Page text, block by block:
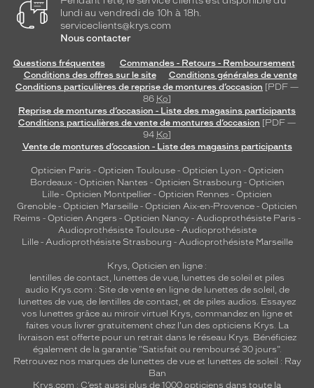
lundi au vendredi de 10h à 18h.
serviceclients@krys.com
Nous contacter
Questions fréquentes
Commandes - Retours - Remboursement
Conditions des offres sur le site
Conditions générales de vente
Conditions particulières de reprise de montures d’occasion [PDF —
86 Ko]
Reprise de montures d’occasion - Liste des magasins participants
Conditions particulières de vente de montures d’occasion [PDF —
94 Ko]
Vente de montures d’occasion - Liste des magasins participants
Opticien Paris - Opticien Toulouse- Opticien Lyon - Opticien
Bordeaux- Opticien Nantes - Opticien Strasbourg - Opticien
Lille - Opticien Montpellier - Opticien Rennes - Opticien
Grenoble - Opticien Marseille - Opticien Aix-en-Provence - Opticien
Reims - Opticien Angers - Opticien Nancy - Audioprothésiste Paris -
Audioprothésiste Toulouse- Audioprothésiste
Lille- Audioprothésiste Strasbourg - Audioprothésiste Marseille
Krys, Opticien en ligne :
lentilles de contact, lunettes de vue, lunettes de soleil et piles
audio Krys.com : Site de vente en ligne de lunettes de soleil, de
lunettes de vue, de lentilles de contact, et de piles audios. Essayez
vos lunettes grâce au miroir virtuel Krys, commandez en ligne et
faites vous livrer gratuitement chez l'un des opticiens Krys. La
livraison est offerte pour un retrait dans le réseau Krys. Bénéficiez
également de la garantie "Satisfait ou remboursé 30 jours".
Retrouvez nos marques de lunettes de vue et lunettes de soleil : Ray
Ban
Krys.com : C’est aussi plus de 1000 opticiens dans toute la